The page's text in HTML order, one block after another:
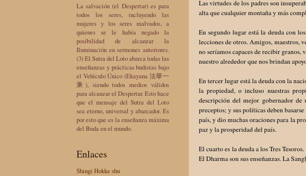
Las virtudes de los padres son
alta que cualquier montaña y más
En segundo lugar está la deuda con
lecciones de otros. Amigos, maestros,
no seríamos capaces de recibir granos,
nuestro alrededor que nos brindan
En tercer lugar está la deuda con la
la propiedad, o incluso nuestras
descripción del mejor gobernador de
preceptos; y sus políticas deben
país, y dio muchas oraciones para la
paz y la prosperidad del país.
El cuarto es la deuda a los Tres
El Dharma son sus enseñanzas. La
La salvación (el Despertar) es para
todos los seres, incluyendo las
mujeres y los seres malvados, a
quienes se le había negado la
posibilidad de alcanzar la
Iluminación en sermones anteriores.
(3) El Sutra del Loto abarca todas las
enseñanzas y prácticas budistas bajo
el Vehículo Único (Ekayana 法華一
乘), siendo todos medios válidos
para alcanzar el Despertar. Esto hace
que el mensaje del Sutra del Loto
sea eterno, universal y abarcador. Es
por esto que es la enseñanza máxima
del Buda en el mundo.
Enlaces
Shingi Hokke shu